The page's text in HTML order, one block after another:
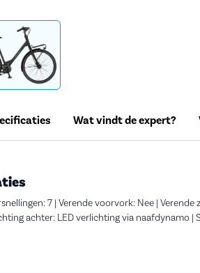
Wat vindt de expert?
7 | Verende voorvork: Nee |
achter: LED verlichting via naafdynamo |